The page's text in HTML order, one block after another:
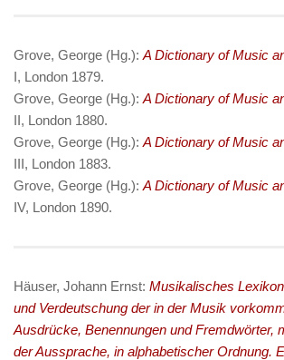
Grove, George (Hg.): A Dictionary of Music
I, London 1879.
Grove, George (Hg.): A Dictionary of Music
II, London 1880.
Grove, George (Hg.): A Dictionary of Music
III, London 1883.
Grove, George (Hg.): A Dictionary of Music
IV, London 1890.
Häuser, Johann Ernst: Musikalisches
und Verdeutschung der in der Musik
Ausdrücke, Benennungen und Fremdwörter,
der Aussprache, in alphabetischer Ordnung.